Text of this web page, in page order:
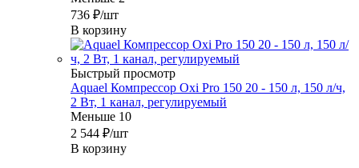
736 ₽/шт
В корзину
Быстрый просмотр
Aquael Компрессор Oxi Pro 150 20 - 150 л, 150 л/ч,
2 Вт, 1 канал, регулируемый
Меньше 10
2 544 ₽/шт
В корзину